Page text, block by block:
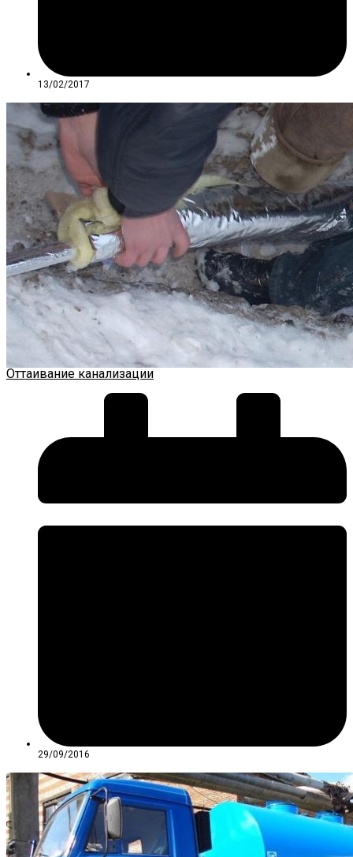
13/02/2017
Оттаивание канализации
29/09/2016